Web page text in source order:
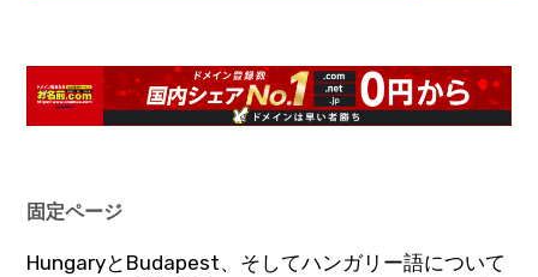
固定ページ
HungaryとBudapest、そしてハンガリー語について